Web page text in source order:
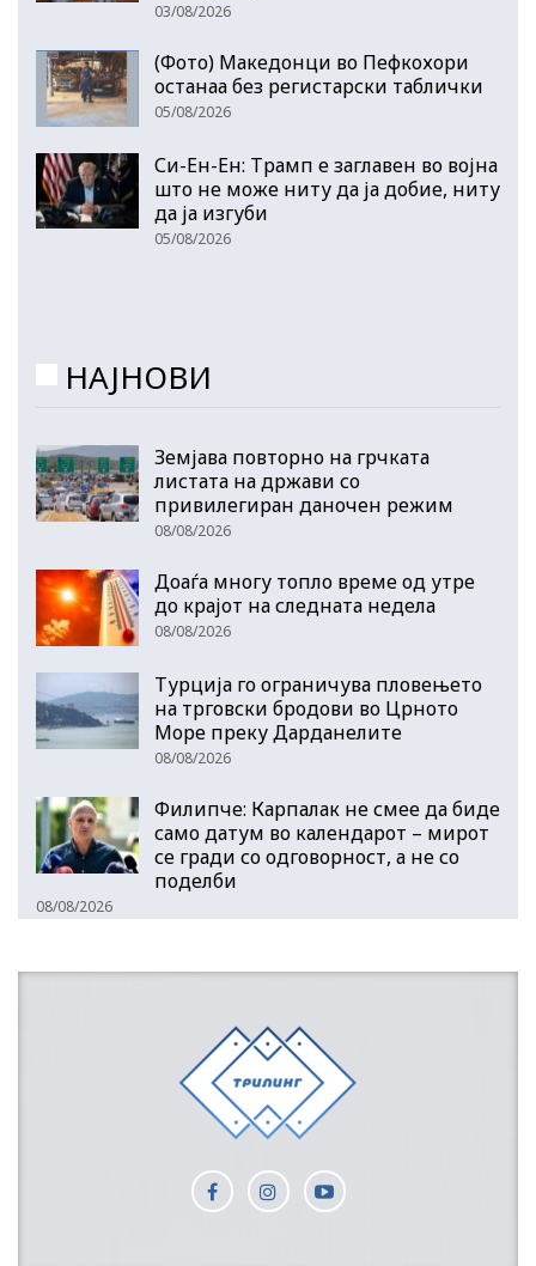
03/08/2026
(Фото) Македонци во Пефкохори
останаа без регистарски таблички
05/08/2026
Си-Ен-Ен: Трамп е заглавен во војна
што не може ниту да ја добие, ниту
да ја изгуби
05/08/2026
НАЈНОВИ
Земјава повторно на грчката
листата на држави со
привилегиран даночен режим
08/08/2026
Доаѓа многу топло време од утре
до крајот на следната недела
08/08/2026
Турција го ограничува пловењето
на трговски бродови во Црното
Море преку Дарданелите
08/08/2026
Филипче: Карпалак не смее да биде
само датум во календарот – мирот
се гради со одговорност, а не со
поделби
08/08/2026